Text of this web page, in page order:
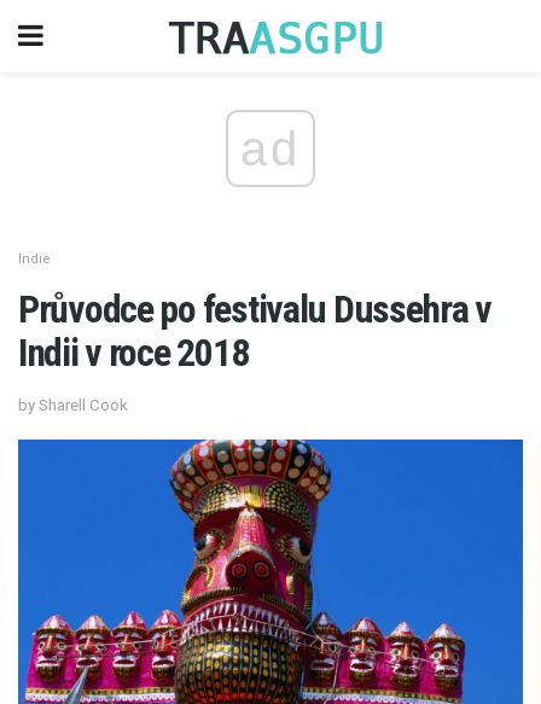
ad
Indie
Průvodce po festivalu Dussehra v
Indii v roce 2018
by Sharell Cook